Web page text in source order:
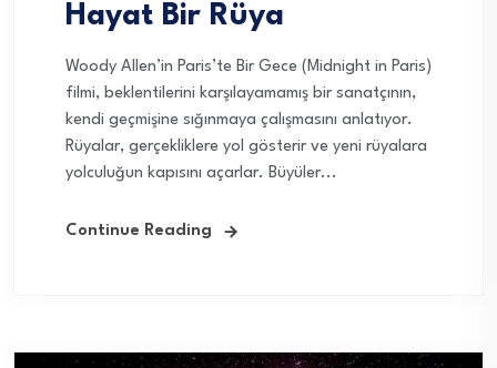
Hayat Bir Rüya
Woody Allen’in Paris’te Bir Gece (Midnight in Paris)
filmi, beklentilerini karşılayamamış bir sanatçının,
kendi geçmişine sığınmaya çalışmasını anlatıyor.
Rüyalar, gerçekliklere yol gösterir ve yeni rüyalara
yolculuğun kapısını açarlar. Büyüler...
Continue Reading